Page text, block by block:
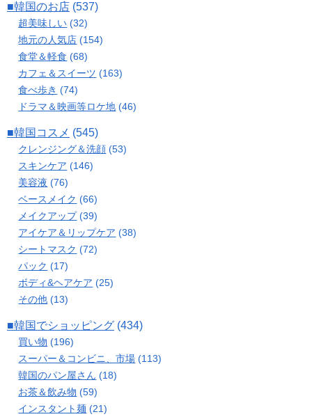
■韓国のお店 (537)
超美味しい (32)
地元の人気店 (154)
食堂＆軽食 (68)
カフェ＆スイーツ (163)
食べ歩き (74)
ドラマ＆映画等ロケ地 (46)
■韓国コスメ (545)
クレンジング＆洗顔 (53)
スキンケア (146)
美容液 (76)
ベースメイク (66)
メイクアップ(39)
アイケア＆リップケア (38)
シートマスク (72)
パック (17)
ボディ&ヘアケア (25)
その他 (13)
■韓国でショッピング (434)
買い物 (196)
スーパー＆コンビニ、市場 (113)
韓国のパン屋さん (18)
お茶＆飲み物 (59)
インスタント麺 (21)